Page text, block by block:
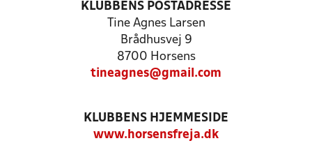
KLUBBENS POSTADRESSE
Tine Agnes Larsen
Brådhusvej 9
8700 Horsens
tineagnes@gmail.com
KLUBBENS HJEMMESIDE
www.horsensfreja.dk